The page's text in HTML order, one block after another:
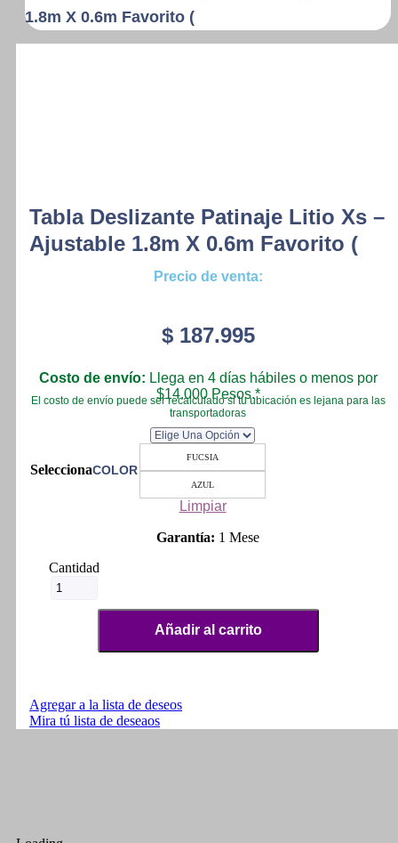
1.8m X 0.6m Favorito (
Tabla Deslizante Patinaje Litio Xs –
Ajustable 1.8m X 0.6m Favorito (
Precio de venta:
$187.995
Costo de envío: Llega en 4 días hábiles o menos por
$14.000 Pesos.*
El costo de envío puede ser recalculado si tu ubicación es lejana para las
transportadoras
COLOR
FUCSIA
AZUL
Limpiar
Garantía: 1 Mese
Litio
-
0.6m
Favorito
Añadir al carrito
Agregar a la lista de deseos
Mira tú lista de deseaos